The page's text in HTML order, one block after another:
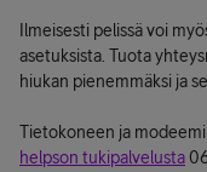
Ilmeisesti pelissä voi
asetuksista. Tuota
hiukan pienemmäksi ja
Tietokoneen ja
helpson tukipalvelusta